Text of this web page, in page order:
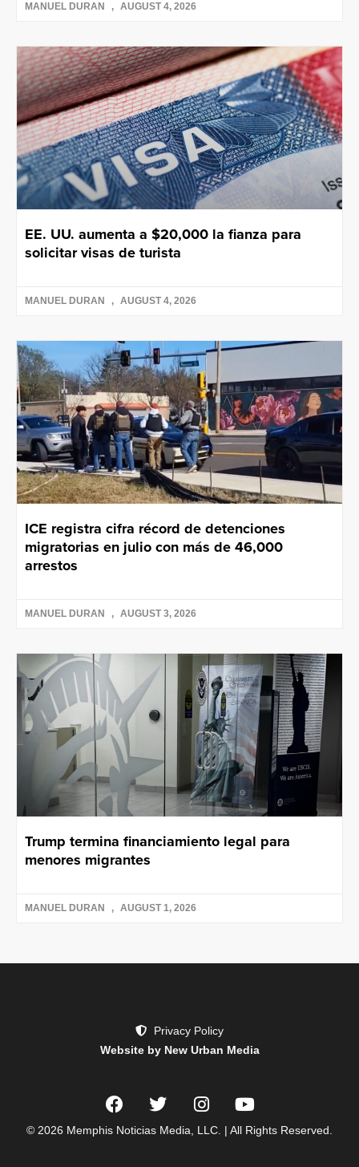
MANUEL DURAN AUGUST 4, 2026
EE. UU. aumenta a $20,000 la fianza para
solicitar visas de turista
MANUEL DURAN AUGUST 4, 2026
ICE registra cifra récord de detenciones
migratorias en julio con más de 46,000
arrestos
MANUEL DURAN AUGUST 3, 2026
Trump termina financiamiento legal para
menores migrantes
MANUEL DURAN AUGUST 1, 2026
Privacy Policy
Website by New Urban Media
© 2026 Memphis Noticias Media, LLC. | All Rights Reserved.